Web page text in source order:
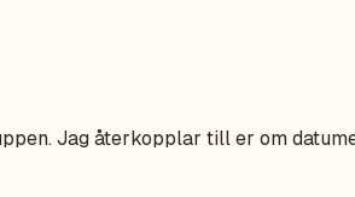
Jag återkopplar till er om